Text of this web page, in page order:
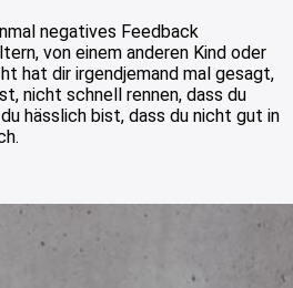
negatives Feedback
von einem anderen Kind oder
hat dir irgendjemand mal gesagt,
nicht schnell rennen, dass du
hässlich bist, dass du nicht gut in